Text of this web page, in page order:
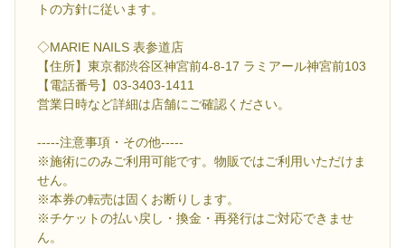
トの方針に従います。
◇MARIE NAILS 表参道店
【住所】東京都渋谷区神宮前4-8-17 ラミアール神宮前103
【電話番号】03-3403-1411
営業日時など詳細は店舗にご確認ください。
-----注意事項・その他-----
※施術にのみご利用可能です。物販ではご利用いただけま
せん。
※本券の転売は固くお断りします。
※チケットの払い戻し・換金・再発行はご対応できませ
ん。